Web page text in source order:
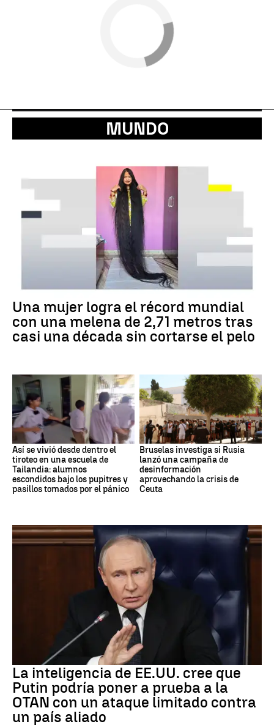
MUNDO
Una mujer logra el récord mundial
con una melena de 2,71 metros tras
casi una década sin cortarse el pelo
Así se vivió desde dentro el
tiroteo en una escuela de
Tailandia: alumnos
escondidos bajo los pupitres y
pasillos tomados por el pánico
Bruselas investiga si Rusia
lanzó una campaña de
desinformación
aprovechando la crisis de
Ceuta
La inteligencia de EE.UU. cree que
Putin podría poner a prueba a la
OTAN con un ataque limitado contra
un país aliado